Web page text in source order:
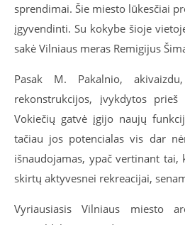
sprendimai. Šie miesto lūkesčiai
įgyvendinti. Su kokybe šioje
sakė Vilniaus meras Remigijus
Pasak M. Pakalnio,
rekonstrukcijos, įvykdytos
Vokiečių gatvė įgijo naujų
tačiau jos potencialas vis dar
išnaudojamas, ypač vertinant tai,
skirtų aktyvesnei rekreacijai,
Vyriausiasis Vilniaus miesto